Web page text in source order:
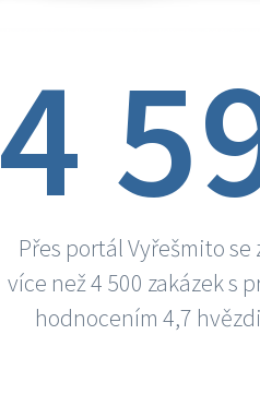
4
Přes portál Vyřešmito se
více než 4 500 zakázek s
hodnocením 4,7